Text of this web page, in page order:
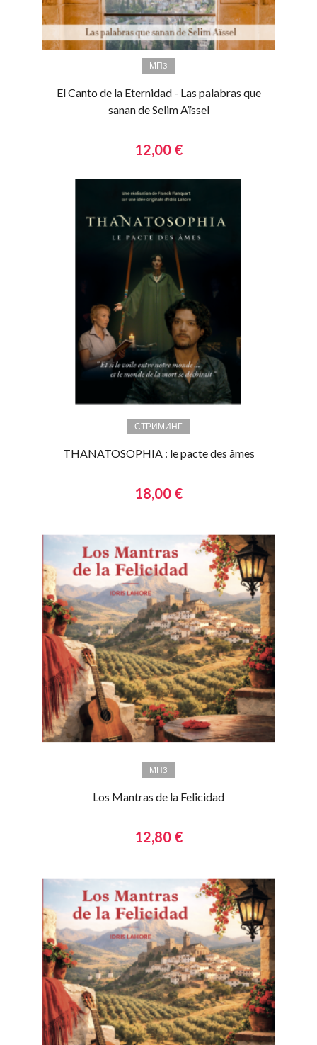
МП3
El Canto de la Eternidad - Las palabras que
sanan de Selim Aïssel
12,00 €
СТРИМИНГ
THANATOSOPHIA : le pacte des âmes
18,00 €
МП3
Los Mantras de la Felicidad
12,80 €